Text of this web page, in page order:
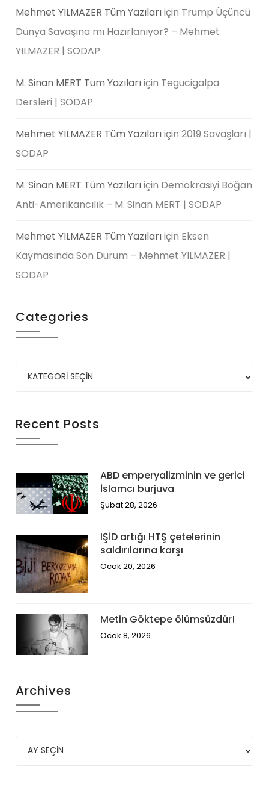
Mehmet YILMAZER Tüm Yazılarıiçin Trump Üçüncü
Dünya Savaşına mı Hazırlanıyor? – Mehmet
YILMAZER | SODAP
M. Sinan MERT Tüm Yazılarıiçin Tegucigalpa
Dersleri | SODAP
Mehmet YILMAZER Tüm Yazılarıiçin2019 Savaşları |
SODAP
M. Sinan MERT Tüm Yazılarıiçin Demokrasiyi Boğan
Anti-Amerikancılık – M. Sinan MERT | SODAP
Mehmet YILMAZER Tüm Yazılarıiçin Eksen
Kaymasında Son Durum – Mehmet YILMAZER |
SODAP
Categories
Recent Posts
ABD emperyalizminin ve gerici
İslamcı burjuva
Şubat 28, 2026
IŞİD artığı HTŞ çetelerinin
saldırılarına karşı
Ocak 20, 2026
Metin Göktepe ölümsüzdür!
Ocak 8, 2026
Archives